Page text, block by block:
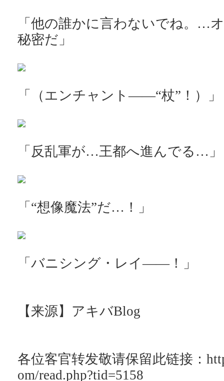
「他の誰かに言わないでね。…
秘密だ」
「（エンチャント――“杖”！）」
「反乱軍が…王都へ進んでる…」
「“想像魔法”だ…！」
「バニシング・レイ――！」
【来源】アキバBlog
各位客官转发敬请保留此链接：
om/read.php?tid=5158